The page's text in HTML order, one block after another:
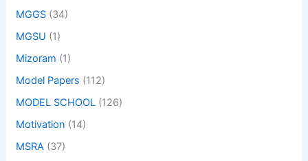
MGGS (34)
MGSU (1)
Mizoram (1)
Model Papers (112)
MODEL SCHOOL (126)
Motivation (14)
MSRA (37)